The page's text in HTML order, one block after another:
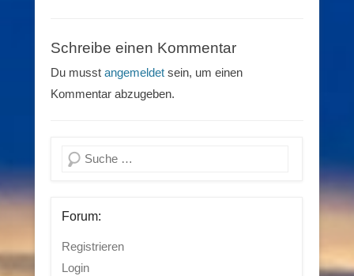
Schreibe einen Kommentar
Du musst angemeldet sein, um einen
Kommentar abzugeben.
Suchen
Forum:
Registrieren
Login